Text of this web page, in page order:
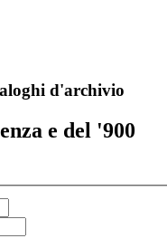
d'archivio
e del '900